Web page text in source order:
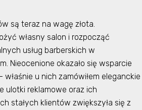
są teraz na wagę złota.
własny salon i rozpocząć
usług barberskich w
Nieocenione okazało się wsparcie
właśnie u nich zamówiłem eleganckie
ulotki reklamowe oraz ich
stałych klientów zwiększyła się z